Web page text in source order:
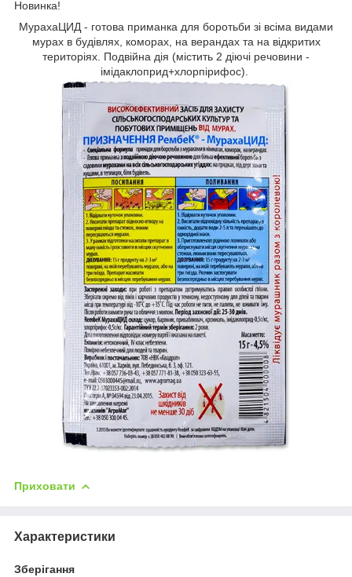
Новинка!
МурахаЦИД - готова приманка для боротьби зі всіма видами
мурах в будівлях, коморах, на верандах та на відкритих
територіях. Подвійна дія (містить 2 діючі речовини -
імідаклоприд+хлорпірифос).
Приховати
Характеристики
Зберігання